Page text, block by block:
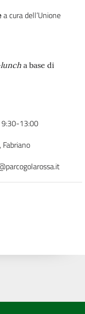
a cura dell’Unione
a base di
13:00